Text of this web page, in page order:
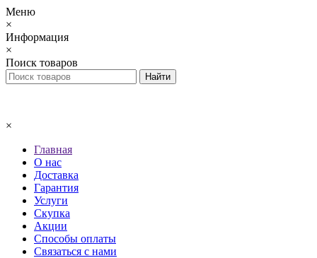
Меню
×
Информация
×
Поиск товаров
×
Главная
О нас
Доставка
Гарантия
Услуги
Скупка
Акции
Способы оплаты
Связаться с нами